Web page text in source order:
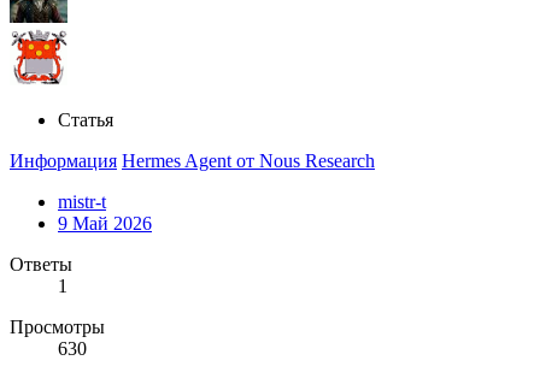
Статья
Информация Hermes Agent от Nous Research
mistr-t
9 Май 2026
Ответы
1
Просмотры
630